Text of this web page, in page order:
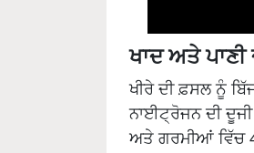
ਖਾਦ ਅਤੇ ਪਾਣੀ
ਖੀਰੇ ਦੀ ਫ਼ਸਲ ਨੂੰ
ਨਾਈਟ੍ਰੋਜਨ ਦੀ
ਅਤੇ ਗਰਮੀਆਂ ਵਿੱਚ